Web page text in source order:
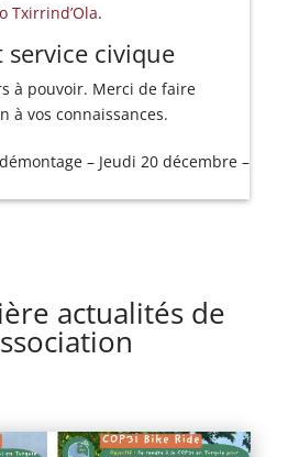
Txirrind’Ola.
service civique
à pouvoir. Merci de faire
à vos connaissances.
– Jeudi 20 décembre –
actualités de